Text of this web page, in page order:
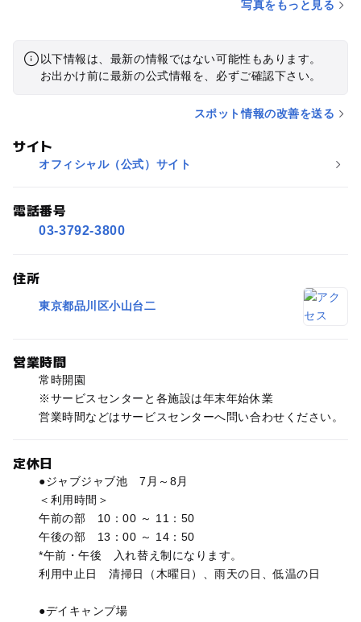
写真をもっと見る
以下情報は、最新の情報ではない可能性もあります。
お出かけ前に最新の公式情報を、必ずご確認下さい。
スポット情報の改善を送る
サイト
オフィシャル（公式）サイト
電話番号
03-3792-3800
住所
東京都品川区小山台二
営業時間
常時開園
※サービスセンターと各施設は年末年始休業
営業時間などはサービスセンターへ問い合わせください。
定休日
●ジャブジャブ池 7月～8月
＜利用時間＞
午前の部 10：00 ～ 11：50
午後の部 13：00 ～ 14：50
*午前・午後 入れ替え制になります。
利用中止日 清掃日（木曜日）、雨天の日、低温の日
●デイキャンプ場